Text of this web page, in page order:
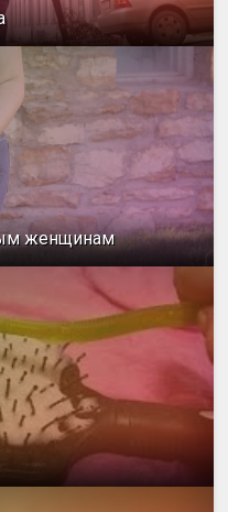
женщинам